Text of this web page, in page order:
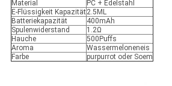
Material
PC + Edelstahl
E-Flüssigkeit Kapazität2.5ML
Batteriekapazität
400mAh
Spulenwiderstand
1.2Ω
Hauche
500Puffs
Aroma
Wassermeloneneis
Farbe
purpurrot oder Soem